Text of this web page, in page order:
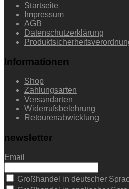
Startseite
Impressum
AGB
Datenschutzerklärung
Informationen
Shop
Zahlungsarten
Versandarten
Widerrufsbelehrung
Retourenabwicklung
newsletter
Email
Großhandel in deutscher